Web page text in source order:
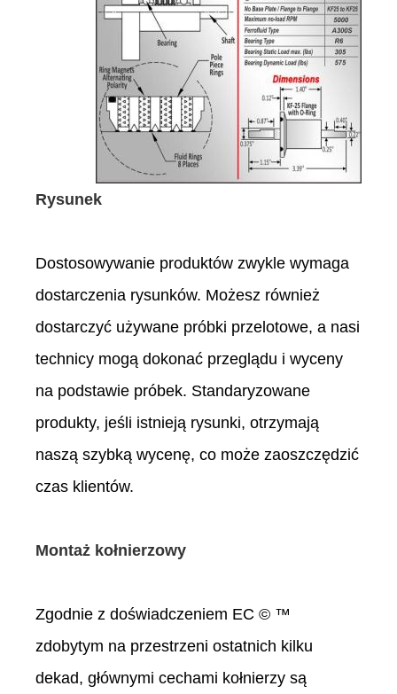
Rysunek
Dostosowywanie produktów zwykle wymaga
dostarczenia rysunków. Możesz również
dostarczyć używane próbki przelotowe, a nasi
technicy mogą dokonać przeglądu i wyceny
na podstawie próbek. Standaryzowane
produkty, jeśli istnieją rysunki, otrzymają
naszą szybką wycenę, co może zaoszczędzić
czas klientów.
Montaż kołnierzowy
Zgodnie z doświadczeniem EC © ™
zdobytym na przestrzeni ostatnich kilku
dekad, głównymi cechami kołnierzy są